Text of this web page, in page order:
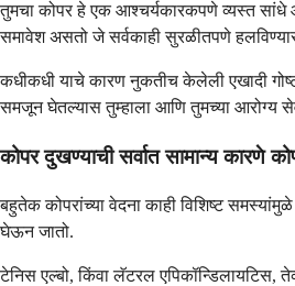
तुमचा कोपर हे एक आश्चर्यकारकपणे व्यस्त सांधे
समावेश असतो जे सर्वकाही सुरळीतपणे
कधीकधी याचे कारण नुकतीच केलेली एखादी
समजून घेतल्यास तुम्हाला आणि तुमच्या आरोग्य सेवा
कोपर दुखण्याची सर्वात सामान्य कारणे
बहुतेक कोपरांच्या वेदना काही विशिष्ट
घेऊन जातो.
टेनिस एल्बो, किंवा लॅटरल एपिकॉन्डिलायटिस,